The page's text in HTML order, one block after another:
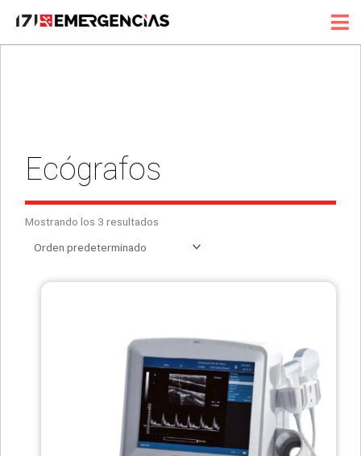
contenido
Ecógrafos
Mostrando los 3 resultados